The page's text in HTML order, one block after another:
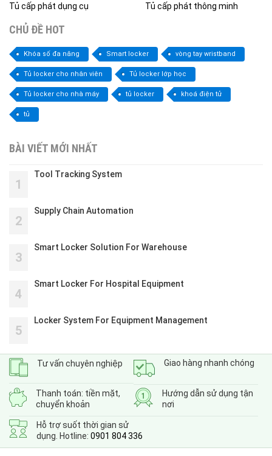
Tủ cấp phát dụng cụ Tủ cấp phát thông minh
CHỦ ĐỀ HOT
Khóa số đa năng Smart locker vòng tay wristband
Tủ locker cho nhân viên Tủ locker lớp học
Tủ locker cho nhà máy tủ locker khoá điện tử
tủ
BÀI VIẾT MỚI NHẤT
1
Tool Tracking System
2
Supply Chain Automation
3
Smart Locker Solution For Warehouse
4
Smart Locker For Hospital Equipment
5
Locker System For Equipment Management
Tư vấn chuyên nghiệp Giao hàng nhanh chóng
Thanh toán: tiền mặt,
chuyển khoản
Hướng dẫn sử dụng tận
nơi
Hỗ trợ suốt thời gian sử
dụng. Hotline: 0901 804 336